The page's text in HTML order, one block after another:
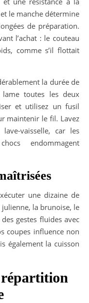
le manche détermine
de préparation.
l’achat : le couteau
comme s’il flottait
la durée de
toutes les deux
et utilisez un fusil
maintenir le fil. Lavez
vaisselle, car les
endommagent
une dizaine de
la brunoise, le
gestes fluides avec
coupes influence non
également la cuisson